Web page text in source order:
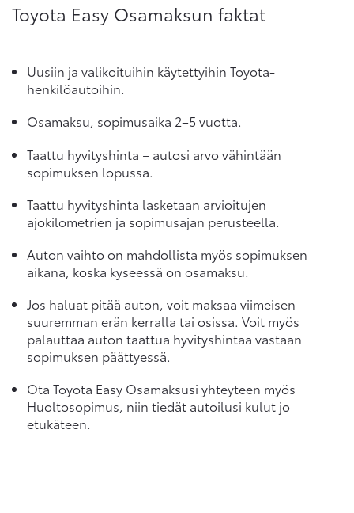
Toyota Easy Osamaksun faktat
Uusiin ja valikoituihin käytettyihin Toyota-
henkilöautoihin.
Osamaksu, sopimusaika 2–5 vuotta.
Taattu hyvityshinta = autosi arvo vähintään
sopimuksen lopussa.
Taattu hyvityshinta lasketaan arvioitujen
ajokilometrien ja sopimusajan perusteella.
Auton vaihto on mahdollista myös sopimuksen
aikana, koska kyseessä on osamaksu.
Jos haluat pitää auton, voit maksaa viimeisen
suuremman erän kerralla tai osissa. Voit myös
palauttaa auton taattua hyvityshintaa vastaan
sopimuksen päättyessä.
Ota Toyota Easy Osamaksusi yhteyteen myös
Huoltosopimus, niin tiedät autoilusi kulut jo
etukäteen.